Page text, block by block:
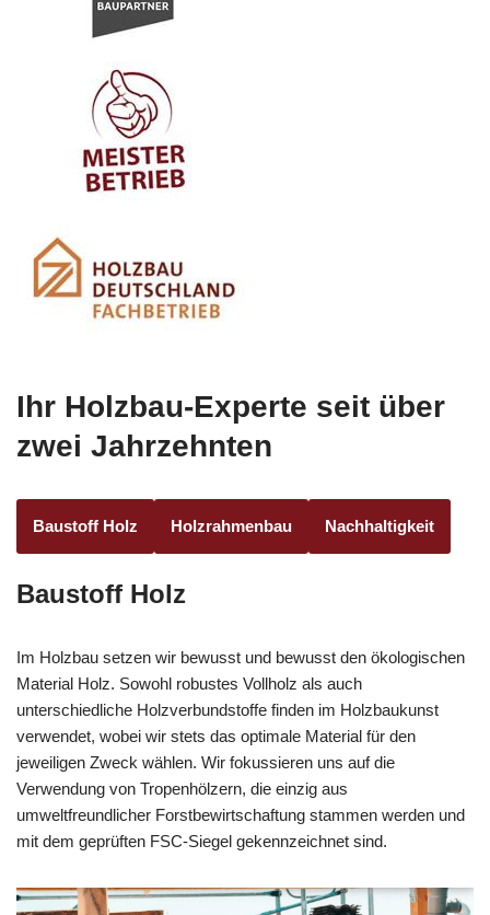
Ihr Holzbau-Experte seit über
zwei Jahrzehnten
Baustoff Holz Holzrahmenbau Nachhaltigkeit
Baustoff Holz
Im Holzbau setzen wir bewusst und bewusst den ökologischen
Material Holz. Sowohl robustes Vollholz als auch
unterschiedliche Holzverbundstoffe finden im Holzbaukunst
verwendet, wobei wir stets das optimale Material für den
jeweiligen Zweck wählen. Wir fokussieren uns auf die
Verwendung von Tropenhölzern, die einzig aus
umweltfreundlicher Forstbewirtschaftung stammen werden und
mit dem geprüften FSC-Siegel gekennzeichnet sind.